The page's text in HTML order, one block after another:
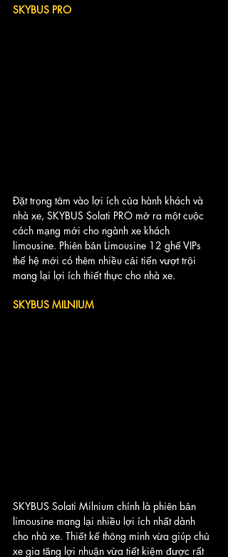
SKYBUS PRO
Đặt trọng tâm vào lợi ích của hành khách và
nhà xe, SKYBUS Solati PRO mở ra một cuộc
cách mạng mới cho ngành xe khách
limousine. Phiên bản Limousine 12 ghế VIPs
thế hệ mới có thêm nhiều cải tiến vượt trội
mang lại lợi ích thiết thực cho nhà xe.
SKYBUS MILNIUM
SKYBUS Solati Milnium chính là phiên bản
limousine mang lại nhiều lợi ích nhất dành
cho nhà xe. Thiết kế thông minh vừa giúp chủ
xe gia tăng lợi nhuận vừa tiết kiệm được rất